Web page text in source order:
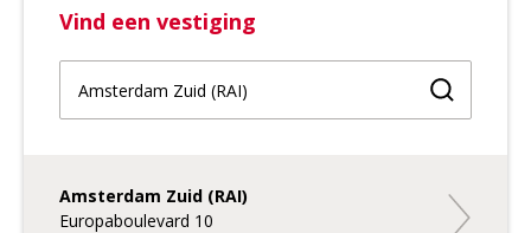
Vind een vestiging
Vind een
Amsterdam Zuid (RAI)
Europaboulevard 10